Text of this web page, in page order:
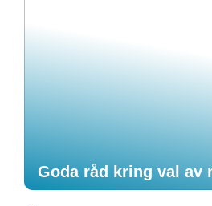
Goda råd kring val av